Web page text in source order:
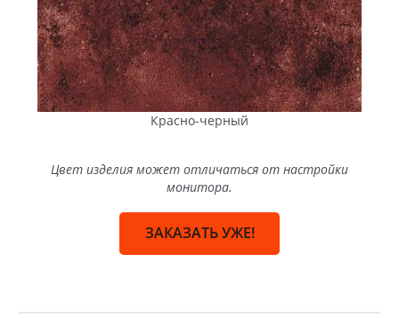
«Катушка»
Промышленные
зоны, парковки,
проезды, склады
и терминалы,
территории
АЗС
Замковое
соединение для
высоких
нагрузок
Коллекции«Кирпичик», «Старый город», «Новый
— каждая со своим характером и
схемами укладки — позволяют реализовывать как
современные проекты, так и классические варианты
Красно-черный
Цвет изделия может отличаться от настройки
монитора.
ЗАКАЗАТЬ УЖЕ!